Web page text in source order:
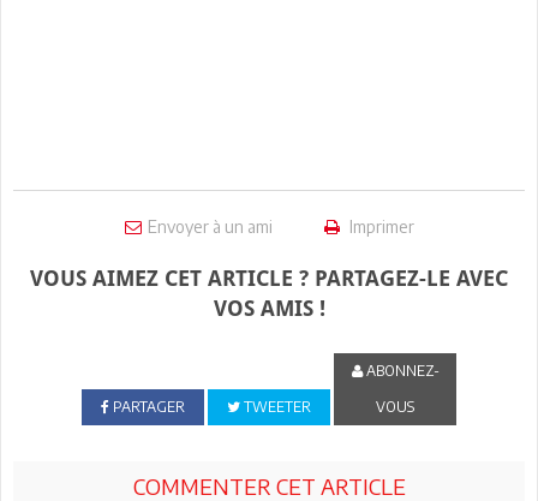
Envoyer à un ami Imprimer
VOUS AIMEZ CET ARTICLE ? PARTAGEZ-LE AVEC
VOS AMIS !
PARTAGER TWEETER
ABONNEZ-
VOUS
COMMENTER CET ARTICLE